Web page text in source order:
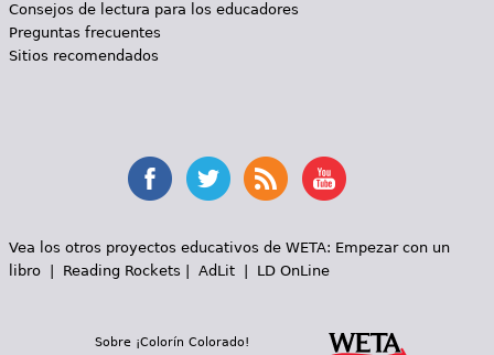
Consejos de lectura para los educadores
Preguntas frecuentes
Sitios recomendados
Vea los otros proyectos educativos de WETA: Empezar con un
libro| Reading Rockets AdLit| LD OnLine
Sobre ¡Colorín Colorado!